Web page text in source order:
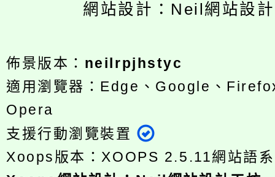
網站設計：Neil網站設
佈景版本： neilrpjhstyc
適用瀏覽器：Edge、Google、
Opera
支援行動瀏覽裝置
Xoops版本：XOOPS 2.5.11網站語